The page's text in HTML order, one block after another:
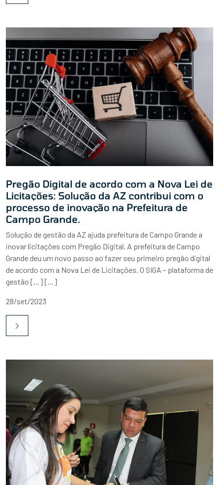
Pregão Digital de acordo com a Nova Lei de
Licitações: Solução da AZ contribui com o
processo de inovação na Prefeitura de
Campo Grande.
Solução de gestão da AZ ajuda prefeitura de Campo Grande a
inovar licitações com Pregão Digital. A prefeitura de Campo
Grande deu um novo passo ao fazer seu primeiro pregão digital
de acordo com a Nova Lei de Licitações. O SIGA – plataforma de
gestão […] […]
28/set/2023